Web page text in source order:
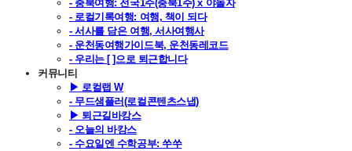
- 충북여행: 전국1주(충북1주) x 야놀자
- 로컬기록여행: 여행, 책이 되다
- 서사를 담은 여행, 서사여행사
- 운천동여행가이드북, 운천동레코드
- 우리는 [ ]으로 퇴근합니다
커뮤니티
▶ 로컬랩 W
- 무드샘플러(로컬콘텐츠스냅)
▶ 퇴근길바캉스
- 오늘의 바캉스
- 수요일엔 수학공부: 쑤쑤